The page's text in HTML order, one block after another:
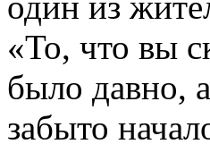
«То, что вы
было давно,
забыто